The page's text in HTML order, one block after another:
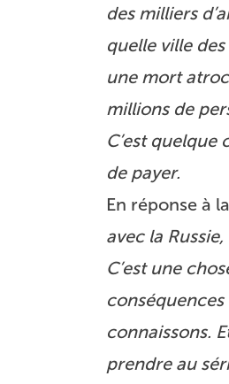
des milliers
quelle ville
une mort
millions de
C’est quelque
de payer.
En réponse à
avec la
C’est une
connaissons.
prendre au